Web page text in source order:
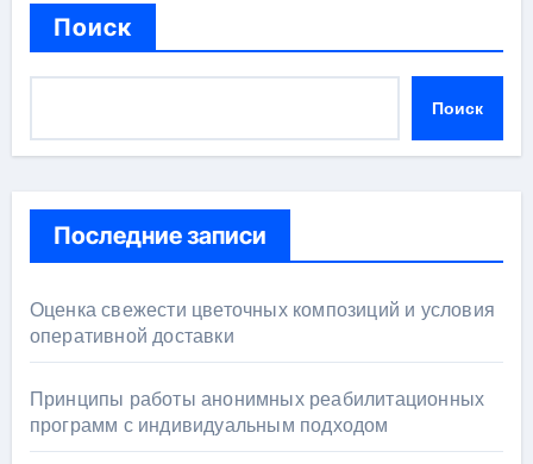
Поиск
Поиск
Последние записи
Оценка свежести цветочных композиций и условия
оперативной доставки
Принципы работы анонимных реабилитационных
программ с индивидуальным подходом